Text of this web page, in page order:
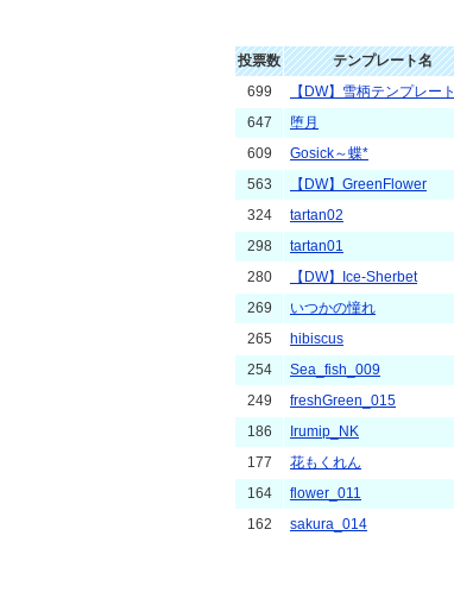
投票数 テンプレート名
699
【DW】雪柄テンプレート
647
堕月
609
Gosick～蝶*
563
【DW】GreenFlower
324
tartan02
298
tartan01
280
【DW】Ice-Sherbet
269
いつかの憧れ
265
hibiscus
254
Sea_fish_009
249
freshGreen_015
186
Irumip_NK
177
花もくれん
164
flower_011
162
sakura_014